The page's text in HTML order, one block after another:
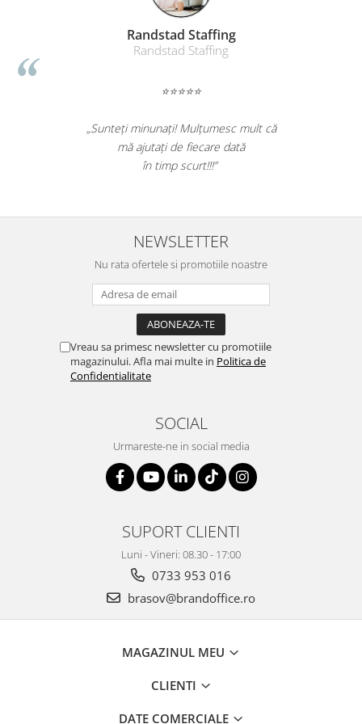
Table magnetice (whiteboard-uri)
Electronice si accesorii tech
Securitate digitala
Baterii si acumulatori
Cabluri si conectivitate
Baterii externe - Powerbanks
Cartuse, tonere, consumabile PC
ergonomice
Suporturi si huse telefoane &
Cosuri de gunoi pentru birou
Scaune, birouri si produse
Randstad Staffing
Randstad Staffing
„Sunteți minunați! Mulțumesc mult că
mă ajutați de fiecare dată
în timp scurt!!!”
NEWSLETTER
Nu rata ofertele si promotiile noastre
Vreau sa primesc newsletter cu promotiile
magazinului. Afla mai multe in Politica de
Confidentialitate
SOCIAL
Urmareste-ne in social media
SUPORT CLIENTI
Luni - Vineri: 08.30 - 17:00
0733 953 016
brasov@brandoffice.ro
MAGAZINUL MEU
CLIENTI
DATE COMERCIALE